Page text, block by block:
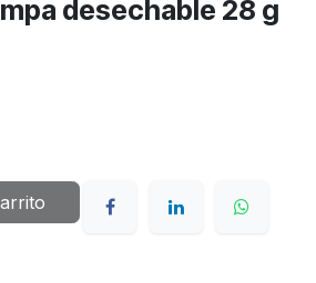
desechable 28 g